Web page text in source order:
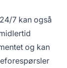
7 kan også
og kan